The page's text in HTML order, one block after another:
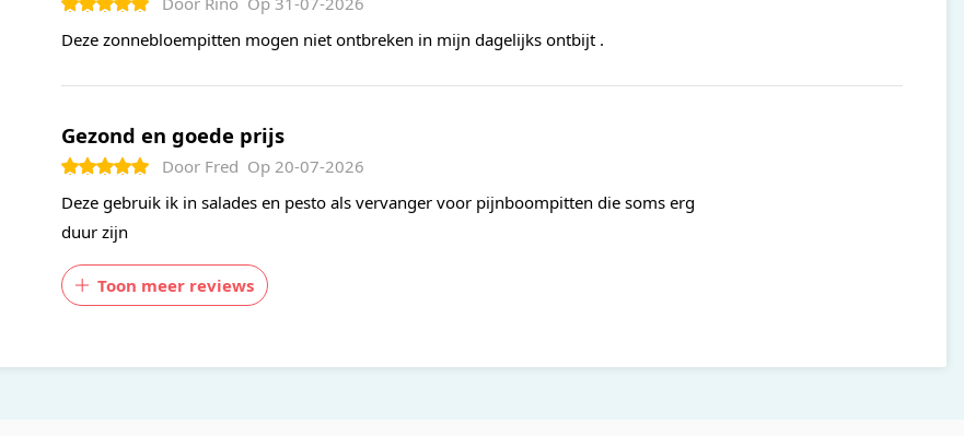
Deze zonnebloempitten mogen niet ontbreken in mijn dagelijks ontbijt .
Gezond en goede prijs
Door Fred Op 20-07-2026
Deze gebruik ik in salades en pesto als vervanger voor pijnboompitten die soms erg
duur zijn
Toon meer reviews